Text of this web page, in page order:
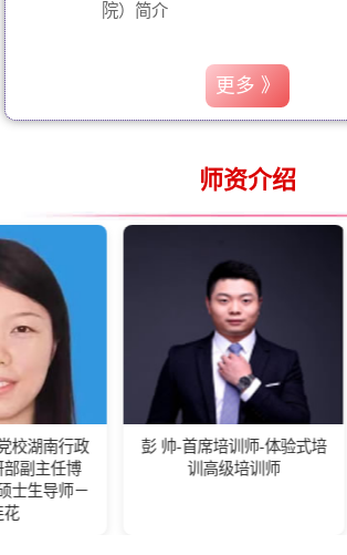
院）简介
更多 》
师资介绍
彭 帅-首席培训师-体验式培
训高级培训师
中国体
国防